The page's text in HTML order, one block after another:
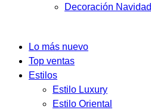
Decoración Navidad
Lo más nuevo
Top ventas
Estilos
Estilo Luxury
Estilo Oriental